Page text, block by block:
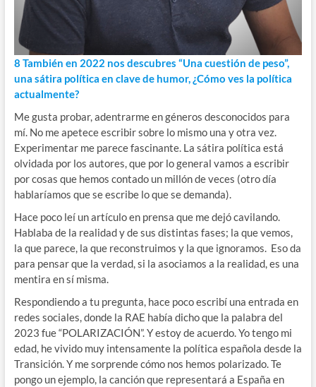
8 También en 2022 nos descubres “Una cuestión de peso”,
una sátira política en clave de humor, ¿Cómo ves la política
actualmente?
Me gusta probar, adentrarme en géneros desconocidos para
mí. No me apetece escribir sobre lo mismo una y otra vez.
Experimentar me parece fascinante. La sátira política está
olvidada por los autores, que por lo general vamos a escribir
por cosas que hemos contado un millón de veces (otro día
hablaríamos que se escribe lo que se demanda).
Hace poco leí un artículo en prensa que me dejó cavilando.
Hablaba de la realidad y de sus distintas fases; la que vemos,
la que parece, la que reconstruimos y la que ignoramos. Eso da
para pensar que la verdad, si la asociamos a la realidad, es una
mentira en sí misma.
Respondiendo a tu pregunta, hace poco escribí una entrada en
redes sociales, donde la RAE había dicho que la palabra del
2023 fue “POLARIZACIÓN”. Y estoy de acuerdo. Yo tengo mi
edad, he vivido muy intensamente la política española desde la
Transición. Y me sorprende cómo nos hemos polarizado. Te
pongo un ejemplo, la canción que representará a España en